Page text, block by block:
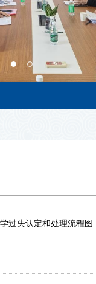
才培养
过失认定和处理流程图